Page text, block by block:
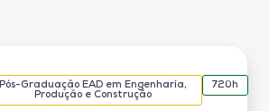
Pós-Graduação EAD em Engenharia,
Produção e Construção
720h